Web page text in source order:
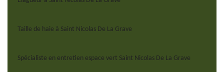
Taille de haie à Saint Nicolas De La Grave
Spécialiste en entretien espace vert Saint Nicolas De La Grave